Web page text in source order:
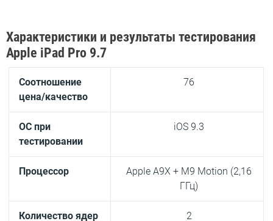
Характеристики и результаты тестирования
Apple iPad Pro 9.7
Соотношение
цена/качество
76
ОС при
тестировании
iOS 9.3
Процессор
Apple A9X + M9 Motion (2,16
ГГц)
Количество ядер 2